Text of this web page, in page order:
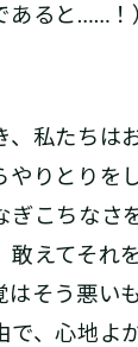
あると……！
私たちは
りとりを
こちなさ
えてそれ
そう悪い
、心地よ